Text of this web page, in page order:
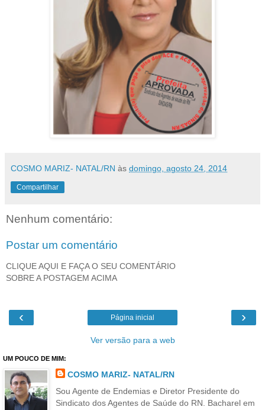
COSMO MARIZ- NATAL/RN às domingo, agosto 24, 2014
Compartilhar
Nenhum comentário:
Postar um comentário
CLIQUE AQUI E FAÇA O SEU COMENTÁRIO
SOBRE A POSTAGEM ACIMA
‹ ›
Página inicial
Ver versão para a web
UM POUCO DE MIM:
COSMO MARIZ- NATAL/RN
Sou Agente de Endemias e Diretor Presidente do
Sindicato dos Agentes de Saúde do RN. Bacharel em